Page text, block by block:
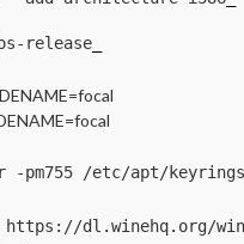
release
-pm755 /etc/apt/keyrings
https://dl.winehq.org/